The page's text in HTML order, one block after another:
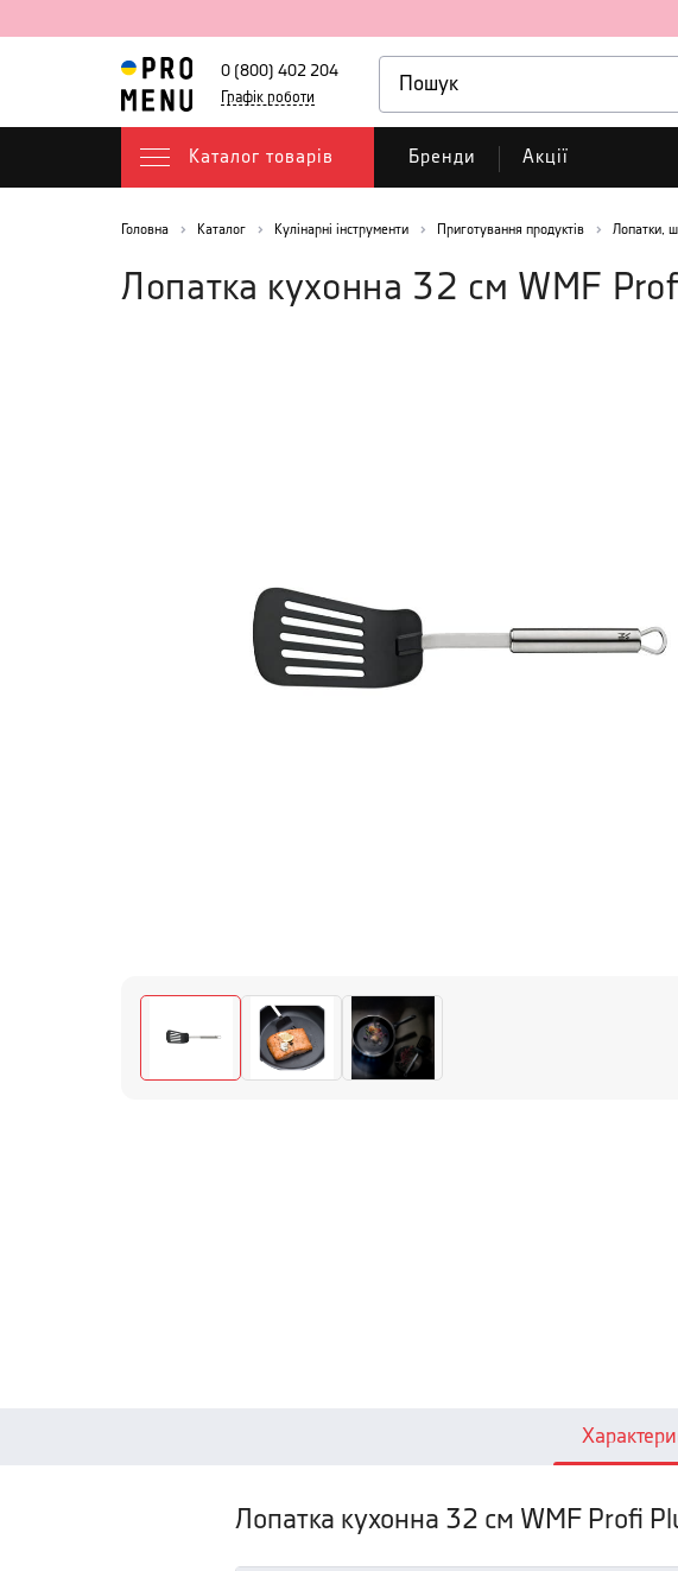
0 (800) 402 204
Графік роботи
Каталог товарів Бренди Акції
Головна Каталог Кулінарні інструменти Приготування продуктів Лопатки,
Лопатка кухонна 32 см WMF
Лопатка кухонна 32 см WMF Profi